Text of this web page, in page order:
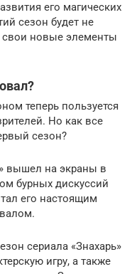
его магических
сезон будет не
новые элементы
теперь пользуется
Но как все
сезон?
вышел на экраны в
бурных дискуссий
его настоящим
сериала «Знахарь»
игру, а также